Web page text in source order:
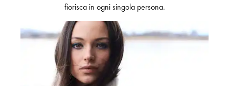
fiorisca in ogni singola persona.